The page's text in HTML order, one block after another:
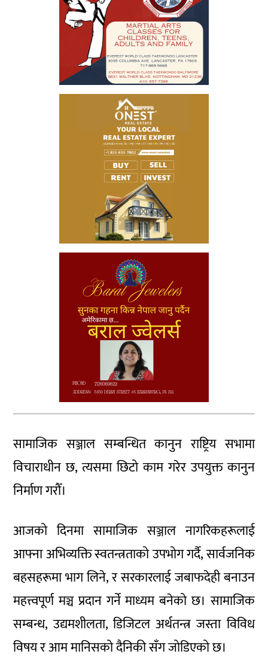
सामाजिक सञ्जाल सम्बन्धित कानुन राष्ट्रिय सभामा
विचाराधीन छ, त्यसमा छिटो काम गरेर उपयुक्त कानुन
निर्माण गरौँ।
आजको दिनमा सामाजिक सञ्जाल नागरिकहरूलाई
आफ्ना अभिव्यक्ति स्वतन्त्रताको उपभोग गर्दै, सार्वजनिक
बहसहरूमा भाग लिने, र सरकारलाई जबाफदेही बनाउन
महत्त्वपूर्ण मञ्च प्रदान गर्ने माध्यम बनेको छ। सामाजिक
सम्बन्ध, उद्यमशीलता, डिजिटल अर्थतन्त्र जस्ता विविध
विषय र आम मानिसको दैनिकी सँग जोडिएको छ।